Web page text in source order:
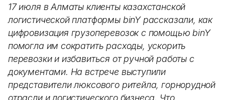
17 июля в Алматы клиенты казахстанской
логистической платформы binY рассказали, как
цифровизация грузоперевозок с помощью binY
помогла им сократить расходы, ускорить
перевозки и избавиться от ручной работы с
документами. На встрече выступили
представители люксового ритейла, горнорудной
отрасли и логистического бизнеса. Что